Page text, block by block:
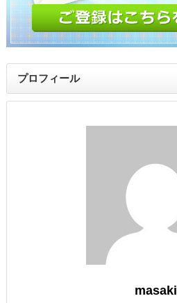
プロフィール
masaki